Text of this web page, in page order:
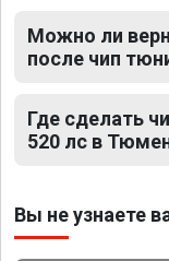
Можно ли
после чип
Где сделать
520 лс в
Вы не узнаете